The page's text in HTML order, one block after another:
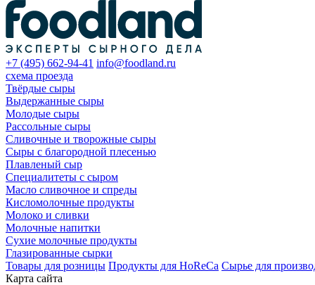
+7 (495) 662-94-41 info@foodland.ru
схема проезда
Твёрдые сыры
Выдержанные сыры
Молодые сыры
Рассольные сыры
Сливочные и творожные сыры
Сыры с благородной плесенью
Плавленый сыр
Специалитеты с сыром
Масло сливочное и спреды
Кисломолочные продукты
Молоко и сливки
Молочные напитки
Сухие молочные продукты
Глазированные сырки
Товары для розницы Продукты для HoReCa Сырье для
Карта сайта